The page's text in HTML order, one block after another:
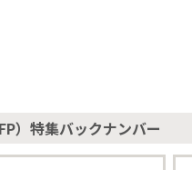
）特集バックナンバー